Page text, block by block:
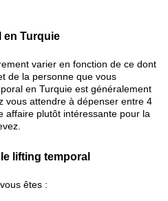
en Turquie
varier en fonction de ce dont
de la personne que vous
en Turquie est généralement
vous attendre à dépenser entre 4
affaire plutôt intéressante pour la
lifting temporal
êtes :